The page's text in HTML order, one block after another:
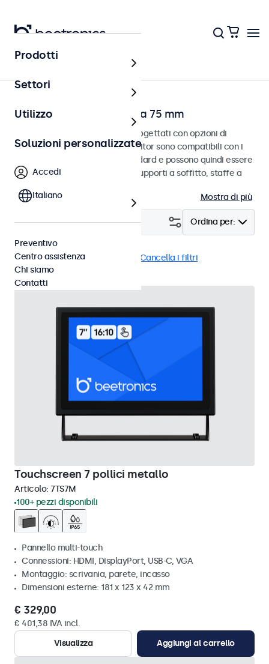
Home
Touchscreen con VESA da 75 mm
Touchscreen VESA da 75 mm progettati con opzioni di
montaggio versatili. Questi monitor sono compatibili con i
sistemi di montaggio VESA standard e possono quindi essere
collegati a supporti universali, supporti a soffitto, staffe a
Mostra di più
Ordina per:
Filtro (17)
VESA 75 x 75 Dimmerabile Cancella i filtri
Touchscreen 7 pollici metallo
Articolo: 7TS7M
100+ pezzi disponibili
Pannello multi-touch
Connessioni: HDMI, DisplayPort, USB-C, VGA
Montaggio: scrivania, parete, incasso
Dimensioni esterne: 181 x 123 x 42 mm
€ 329,00
€ 401,38 IVA incl.
Visualizza
Aggiungi al carrello
Prodotti
Settori
Utilizzo
Soluzioni personalizzate
Accedi
Italiano
Preventivo
Centro assistenza
Chi siamo
Contatti